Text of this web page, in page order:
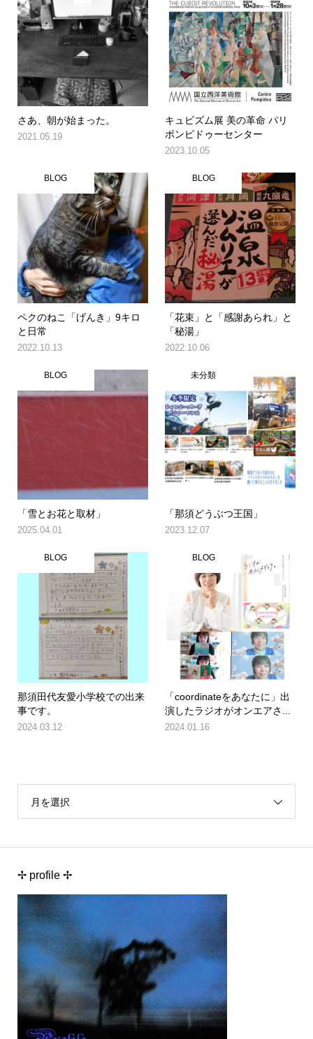
さあ、朝が始まった。
2021.05.19
キュビズム展 美の革命 パリ
ポンピドゥーセンター
2023.10.05
BLOG
ペクのねこ「げんき」9キロ
と日常
2022.10.13
BLOG
「花束」と「感謝あられ」と
「秘湯」
2022.10.06
BLOG
「雪とお花と取材」
2025.04.01
未分類
「那須どうぶつ王国」
2023.12.07
BLOG
那須田代友愛小学校での出来
事です。
2024.03.12
BLOG
「coordinateをあなたに」出
演したラジオがオンエアさ...
2024.01.16
月を選択
✢ profile ✢